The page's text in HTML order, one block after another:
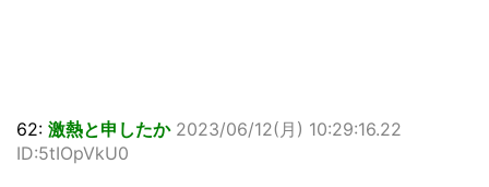
62: 激熱と申したか 2023/06/12(月) 10:29:16.22
ID:5tIOpVkU0